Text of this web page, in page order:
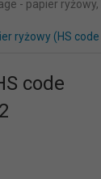
- papier
ryżowy (HS
code